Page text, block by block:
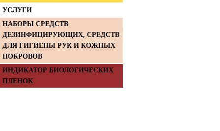
УСЛУГИ
НАБОРЫ СРЕДСТВ
ДЕЗИНФИЦИРУЮЩИХ, СРЕДСТВ
ДЛЯ ГИГИЕНЫ РУК И КОЖНЫХ
ПОКРОВОВ
ИНДИКАТОР БИОЛОГИЧЕСКИХ
ПЛЕНОК